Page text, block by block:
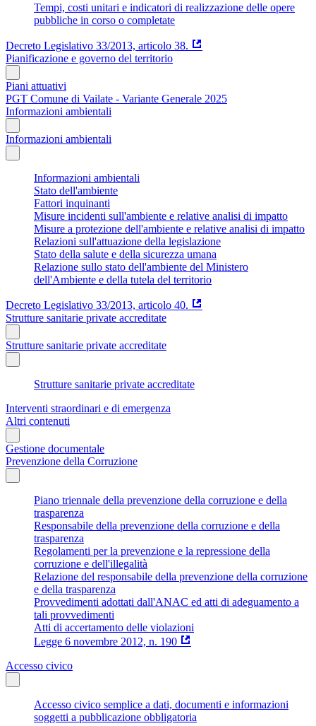
Tempi, costi unitari e indicatori di realizzazione delle opere
pubbliche in corso o completate
Decreto Legislativo 33/2013, articolo 38.
Pianificazione e governo del territorio
Piani attuativi
PGT Comune di Vailate - Variante Generale 2025
Informazioni ambientali
Informazioni ambientali
Informazioni ambientali
Stato dell'ambiente
Fattori inquinanti
Misure incidenti sull'ambiente e relative analisi di impatto
Misure a protezione dell'ambiente e relative analisi di impatto
Relazioni sull'attuazione della legislazione
Stato della salute e della sicurezza umana
Relazione sullo stato dell'ambiente del Ministero
dell'Ambiente e della tutela del territorio
Decreto Legislativo 33/2013, articolo 40.
Strutture sanitarie private accreditate
Strutture sanitarie private accreditate
Strutture sanitarie private accreditate
Interventi straordinari e di emergenza
Altri contenuti
Gestione documentale
Prevenzione della Corruzione
Piano triennale della prevenzione della corruzione e della
trasparenza
Responsabile della prevenzione della corruzione e della
trasparenza
Regolamenti per la prevenzione e la repressione della
corruzione e dell'illegalità
Relazione del responsabile della prevenzione della corruzione
e della trasparenza
Provvedimenti adottati dall'ANAC ed atti di adeguamento a
tali provvedimenti
Atti di accertamento delle violazioni
Legge 6 novembre 2012, n. 190
Accesso civico
Accesso civico semplice a dati, documenti e informazioni
soggetti a pubblicazione obbligatoria